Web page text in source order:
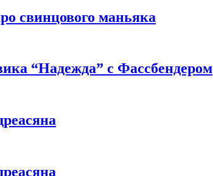
свинцового маньяка
“Надежда” с Фассбендером